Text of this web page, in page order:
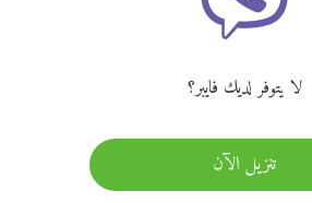
لا يتوفر لديك فايبر؟
تنزيل الآن